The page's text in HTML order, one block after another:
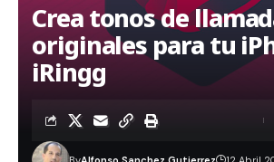
Crea tonos de
originales para tu
iRingg